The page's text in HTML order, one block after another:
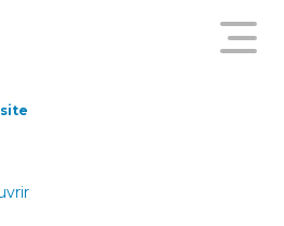
compte citoyen